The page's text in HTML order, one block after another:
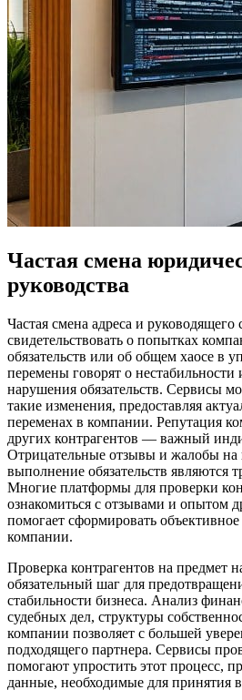
Частая смена
руководства
Частая смена адреса и руководящего
свидетельствовать о попытках
обязательств или об общем хаосе в
перемены говорят о
нарушения обязательств. Сервисы
такие изменения, предоставляя
переменах в компании. Репутация
других контрагентов — важный
Отрицательные отзывы и жалобы на
выполнение обязательств являются
Многие платформы для проверки
ознакомиться с отзывами и опытом
помогает сформировать
компании.
Проверка контрагентов на предмет
обязательный шаг для
стабильности бизнеса. Анализ
судебных дел, структуры
компании позволяет с большей
подходящего партнера. Сервисы
помогают упростить этот процесс,
данные, необходимые для принятия